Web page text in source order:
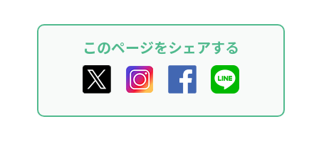
このページをシェアする